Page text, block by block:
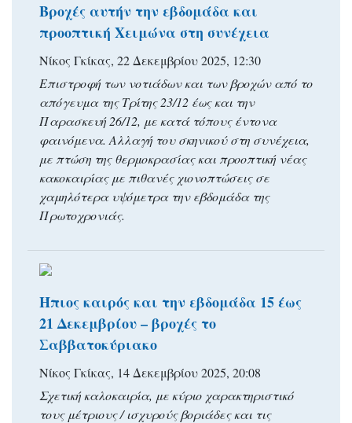
Βροχές αυτήν την εβδομάδα και
προοπτική Χειμώνα στη συνέχεια
Νίκος Γκίκας, 22 Δεκεμβρίου 2025, 12:30
Επιστροφή των νοτιάδων και των βροχών από το
απόγευμα της Τρίτης 23/12 έως και την
Παρασκευή 26/12, με κατά τόπους έντονα
φαινόμενα. Αλλαγή του σκηνικού στη συνέχεια,
με πτώση της θερμοκρασίας και προοπτική νέας
κακοκαιρίας με πιθανές χιονοπτώσεις σε
χαμηλότερα υψόμετρα την εβδομάδα της
Πρωτοχρονιάς.
Ήπιος καιρός και την εβδομάδα 15 έως
21 Δεκεμβρίου – βροχές το
Σαββατοκύριακο
Νίκος Γκίκας, 14 Δεκεμβρίου 2025, 20:08
Σχετική καλοκαιρία, με κύριο χαρακτηριστικό
τους μέτριους / ισχυρούς βοριάδες και τις